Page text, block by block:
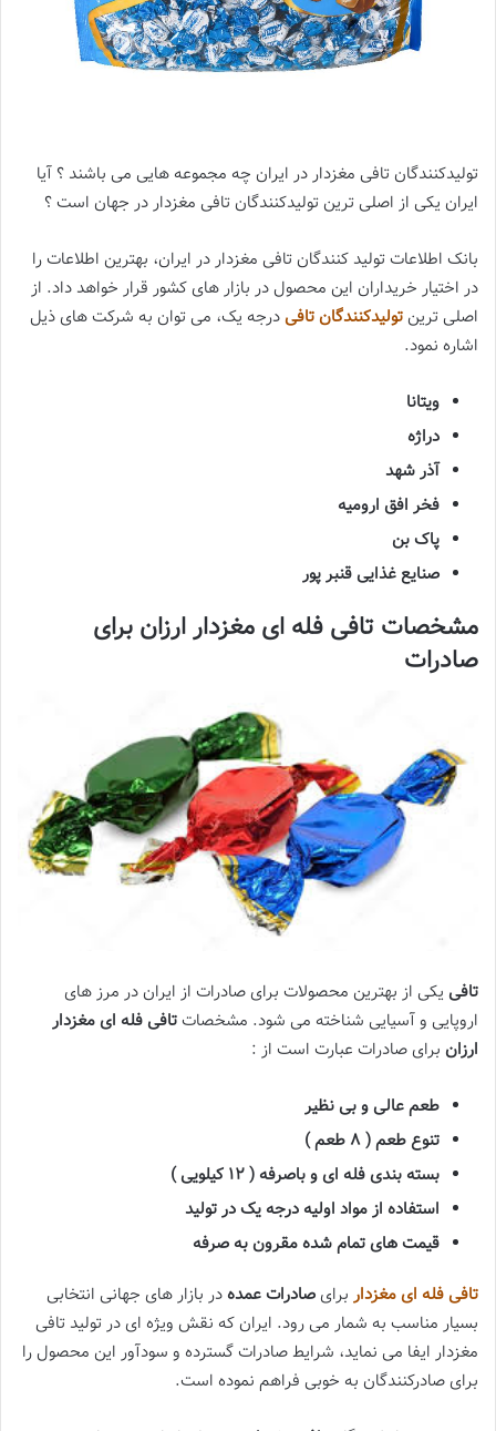
تولیدکنندگان تافی مغزدار در ایران چه مجموعه هایی می باشند ؟ آیا
ایران یکی از اصلی ترین تولیدکنندگان تافی مغزدار در جهان است ؟
بانک اطلاعات تولید کنندگان تافی مغزدار در ایران، بهترین اطلاعات را
در اختیار خریداران این محصول در بازار های کشور قرار خواهد داد. از
اصلی ترینتولیدکنندگان تافیدرجه یک، می توان به شرکت های ذیل
اشاره نمود.
ویتانا
دراژه
آذر شهد
فخر افق ارومیه
پاک بن
صنایع غذایی قنبر پور
مشخصات تافی فله ای مغزدار ارزان برای
صادرات
تافی یکی از بهترین محصولات برای صادرات از ایران در مرز های
اروپایی و آسیایی شناخته می شود. مشخصاتتافی فله ای مغزدار
ارزان برای صادرات عبارت است از :
طعم عالی و بی نظیر
تنوع طعم ( 8 طعم )
بسته بندی فله ای و باصرفه ( 12 کیلویی )
استفاده از مواد اولیه درجه یک در تولید
قیمت های تمام شده مقرون به صرفه
تافی فله ای مغزدار برای صادرات عمدهدر بازار های جهانی انتخابی
بسیار مناسب به شمار می رود. ایران که نقش ویژه ای در تولید تافی
مغزدار ایفا می نماید، شرایط صادرات گسترده و سودآور این محصول را
برای صادرکنندگان به خوبی فراهم نموده است.